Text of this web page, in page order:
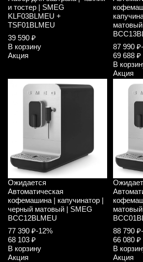
и тостер | SMEG
KLF03BLMEU +
TSF01BLMEU
39 590 ₽
В корзину
Акция
87 990 ₽
69 688 ₽
В
Акция
Ожидается
Автоматическая
кофемашина | капучинатор |
черный матовый | SMEG
BCC12BLMEU
77 390 ₽-12%
68 103 ₽
В корзину
Акция
88 790 ₽
66 080 ₽
В
Акция